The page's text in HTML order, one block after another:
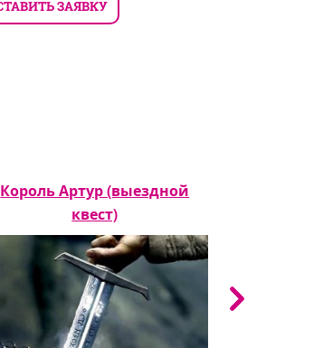
Король Артур (выездной
квест)